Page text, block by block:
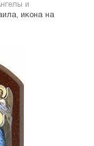
и
икона на